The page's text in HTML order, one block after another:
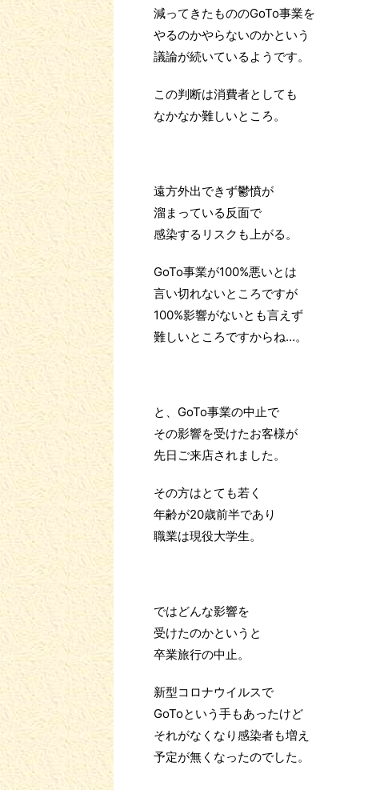
減ってきたもののGoTo事業を
やるのかやらないのかという
議論が続いているようです。
この判断は消費者としても
なかなか難しいところ。
遠方外出できず鬱憤が
溜まっている反面で
感染するリスクも上がる。
GoTo事業が100%悪いとは
言い切れないところですが
100%影響がないとも言えず
難しいところですからね…。
と、GoTo事業の中止で
その影響を受けたお客様が
先日ご来店されました。
その方はとても若く
年齢が20歳前半であり
職業は現役大学生。
ではどんな影響を
受けたのかというと
卒業旅行の中止。
新型コロナウイルスで
GoToという手もあったけど
それがなくなり感染者も増え
予定が無くなったのでした。